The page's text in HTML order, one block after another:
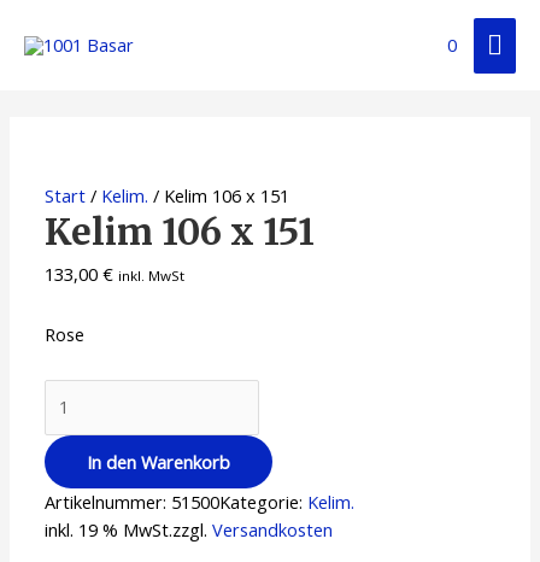
0
Start / Kelim. / Kelim 106 x 151
Kelim 106 x 151
133,00€ inkl. MwSt
Rose
In den Warenkorb
Artikelnummer: 51500Kategorie: Kelim.
inkl. 19 % MwSt.zzgl.Versandkosten